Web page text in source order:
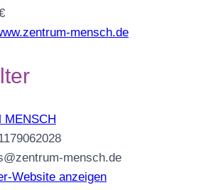
mensch.de
MENSCH
mensch.de
Website anzeigen